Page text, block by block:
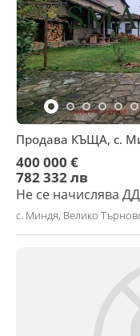
Продава КЪЩА, с.
400 000 €
782 332 лв
Не се начислява
с. Миндя, Велико